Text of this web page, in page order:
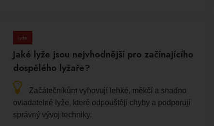
Lyže
Jaké lyže jsou nejvhodnější pro začínajícího
dospělého lyžaře?
Začátečníkům vyhovují lehké, měkčí a snadno
ovladatelné lyže, které odpouštějí chyby a podporují
správný vývoj techniky.